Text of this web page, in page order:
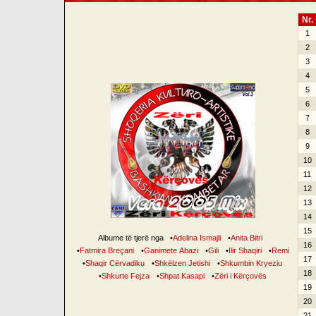
Albume të tjerë nga •Adelina Ismajli •Anita Bitri
•Fatmira Breçani •Ganimete Abazi •Gili •Ilir Shaqiri •Remi
•Shaqir Cërvadiku •Shkëlzen Jetishi •Shkumbin Kryeziu
•Shkurte Fejza •Shpat Kasapi •Zëri i Kërçovës
Nr.
1
2
3
4
5
6
7
8
9
10
11
12
13
14
15
16
17
18
19
20